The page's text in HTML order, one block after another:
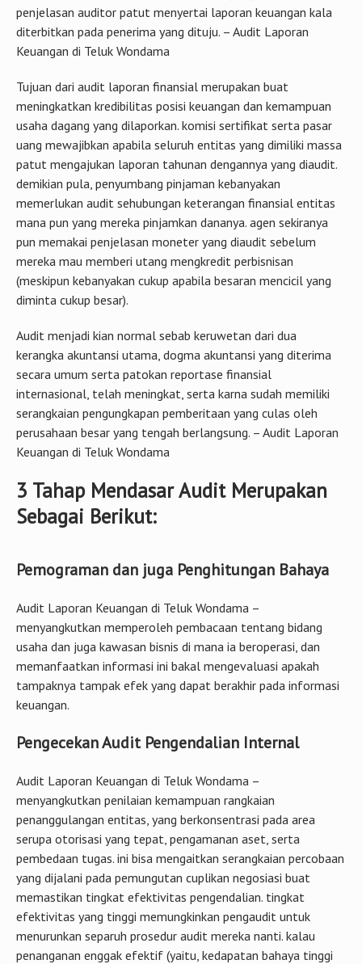
penjelasan auditor patut menyertai laporan keuangan kala
diterbitkan pada penerima yang dituju. – Audit Laporan
Keuangan di Teluk Wondama
Tujuan dari audit laporan finansial merupakan buat
meningkatkan kredibilitas posisi keuangan dan kemampuan
usaha dagang yang dilaporkan. komisi sertifikat serta pasar
uang mewajibkan apabila seluruh entitas yang dimiliki massa
patut mengajukan laporan tahunan dengannya yang diaudit.
demikian pula, penyumbang pinjaman kebanyakan
memerlukan audit sehubungan keterangan finansial entitas
mana pun yang mereka pinjamkan dananya. agen sekiranya
pun memakai penjelasan moneter yang diaudit sebelum
mereka mau memberi utang mengkredit perbisnisan
(meskipun kebanyakan cukup apabila besaran mencicil yang
diminta cukup besar).
Audit menjadi kian normal sebab keruwetan dari dua
kerangka akuntansi utama, dogma akuntansi yang diterima
secara umum serta patokan reportase finansial
internasional, telah meningkat, serta karna sudah memiliki
serangkaian pengungkapan pemberitaan yang culas oleh
perusahaan besar yang tengah berlangsung. – Audit Laporan
Keuangan di Teluk Wondama
3 Tahap Mendasar Audit Merupakan
Sebagai Berikut:
Pemograman dan juga Penghitungan Bahaya
Audit Laporan Keuangan di Teluk Wondama –
menyangkutkan memperoleh pembacaan tentang bidang
usaha dan juga kawasan bisnis di mana ia beroperasi, dan
memanfaatkan informasi ini bakal mengevaluasi apakah
tampaknya tampak efek yang dapat berakhir pada informasi
keuangan.
Pengecekan Audit Pengendalian Internal
Audit Laporan Keuangan di Teluk Wondama –
menyangkutkan penilaian kemampuan rangkaian
penanggulangan entitas, yang berkonsentrasi pada area
serupa otorisasi yang tepat, pengamanan aset, serta
pembedaan tugas. ini bisa mengaitkan serangkaian percobaan
yang dijalani pada pemungutan cuplikan negosiasi buat
memastikan tingkat efektivitas pengendalian. tingkat
efektivitas yang tinggi memungkinkan pengaudit untuk
menurunkan separuh prosedur audit mereka nanti. kalau
penanganan enggak efektif (yaitu, kedapatan bahaya tinggi